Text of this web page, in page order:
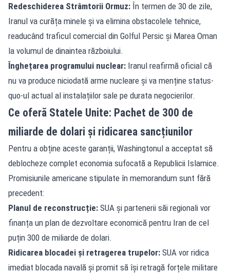
Redeschiderea Strâmtorii Ormuz: În termen de 30 de zile,
Iranul va curăța minele și va elimina obstacolele tehnice,
readucând traficul comercial din Golful Persic și Marea Oman
la volumul de dinaintea războiului.
Înghețarea programului nuclear: Iranul reafirmă oficial că
nu va produce niciodată arme nucleare și va menține status-
quo-ul actual al instalațiilor sale pe durata negocierilor.
Ce oferă Statele Unite: Pachet de 300 de
miliarde de dolari și ridicarea sancțiunilor
Pentru a obține aceste garanții, Washingtonul a acceptat să
deblocheze complet economia sufocată a Republicii Islamice.
Promisiunile americane stipulate în memorandum sunt fără
precedent:
Planul de reconstrucție: SUA și partenerii săi regionali vor
finanța un plan de dezvoltare economică pentru Iran de cel
puțin 300 de miliarde de dolari.
Ridicarea blocadei și retragerea trupelor: SUA vor ridica
imediat blocada navală și promit să își retragă forțele militare